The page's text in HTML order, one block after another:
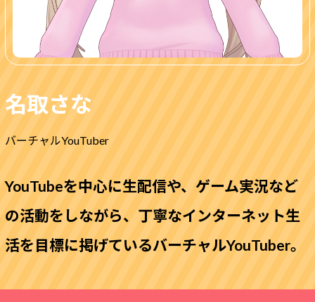
名取さな
バーチャルYouTuber
YouTubeを中心に生配信や、ゲーム実況など
の活動をしながら、 丁寧なインターネット生
活を目標に掲げているバーチャルYouTuber。